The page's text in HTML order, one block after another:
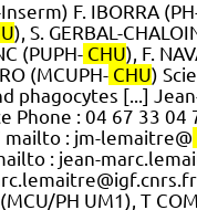
F. IBORRA
), S. GERBAL-
(PUPH- CHU), F.
(MCUPH- CHU)
phagocytes [...]
Phone : 04 67 33 04
mailto : jm-lemaitre@
: jean-
(MCU/PH UM1), T